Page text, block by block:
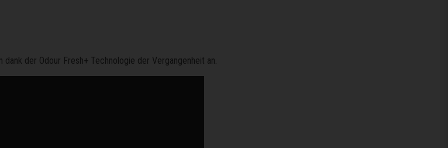
dank der Odour Fresh+ Technologie der Vergangenheit an.